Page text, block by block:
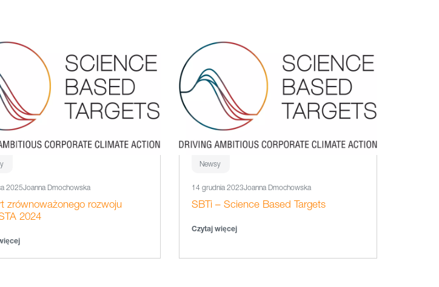
2025Joanna Dmochowska
zrównoważonego rozwoju
2024
Newsy
14 grudnia 2023Joanna Dmochowska
SBTi – Science Based Targets
Czytaj więcej